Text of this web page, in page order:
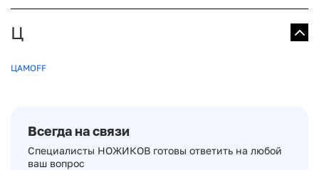
Ц
ЦАМОFF
Всегда на связи
Специалисты НОЖИКОВ готовы ответить на любой
ваш вопрос